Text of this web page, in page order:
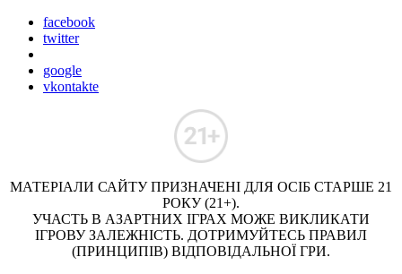
facebook
twitter
google
vkontakte
МАТЕРІАЛИ САЙТУ ПРИЗНАЧЕНІ ДЛЯ ОСІБ СТАРШЕ 21
РОКУ (21+).
УЧАСТЬ В АЗАРТНИХ ІГРАХ МОЖЕ ВИКЛИКАТИ
ІГРОВУ ЗАЛЕЖНІСТЬ. ДОТРИМУЙТЕСЬ ПРАВИЛ
(ПРИНЦИПІВ) ВІДПОВІДАЛЬНОЇ ГРИ.